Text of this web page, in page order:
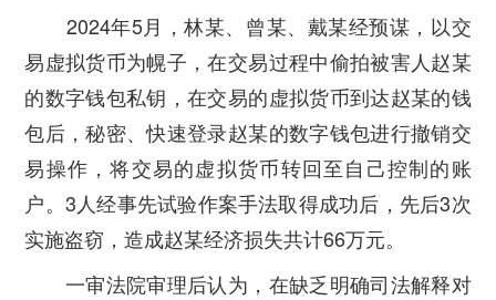
2024年5月，林某、曾某、戴某经预谋，以交
易虚拟货币为幌子，在交易过程中偷拍被害人赵某
的数字钱包私钥，在交易的虚拟货币到达赵某的钱
包后，秘密、快速登录赵某的数字钱包进行撤销交
易操作，将交易的虚拟货币转回至自己控制的账
户。3人经事先试验作案手法取得成功后，先后3次
实施盗窃，造成赵某经济损失共计66万元。
一审法院审理后认为，在缺乏明确司法解释对